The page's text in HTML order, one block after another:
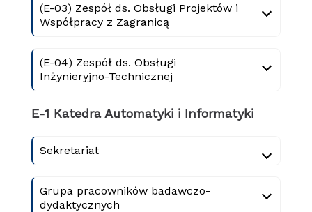
(E-03) Zespół ds. Obsługi Projektów i
Współpracy z Zagranicą
(E-04) Zespół ds. Obsługi
Inżynieryjno-Technicznej
E-1 Katedra Automatyki i Informatyki
Sekretariat
Grupa pracowników badawczo-
dydaktycznych